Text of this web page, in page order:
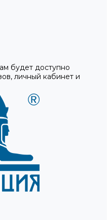
будет доступно
личный кабинет и